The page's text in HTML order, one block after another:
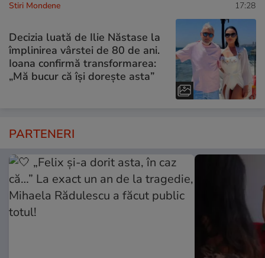
Stiri Mondene 17:28
Decizia luată de Ilie Năstase la
împlinirea vârstei de 80 de ani.
Ioana confirmă transformarea:
„Mă bucur că își dorește asta”
PARTENERI